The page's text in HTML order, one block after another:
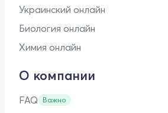
Украинский онлайн
Биология онлайн
Химия онлайн
О компании
FAQ Важно